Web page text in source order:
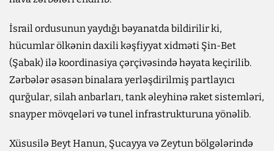
İsrail ordusunun yaydığı bəyanatda bildirilir ki,
hücumlar ölkənin daxili kəşfiyyat xidməti Şin-Bet
(Şabak) ilə koordinasiya çərçivəsində həyata keçirilib.
Zərbələr əsasən binalara yerləşdirilmiş partlayıcı
qurğular, silah anbarları, tank əleyhinə raket sistemləri,
snayper mövqeləri və tunel infrastrukturuna yönəlib.
Xüsusilə Beyt Hanun, Şucayya və Zeytun bölgələrində